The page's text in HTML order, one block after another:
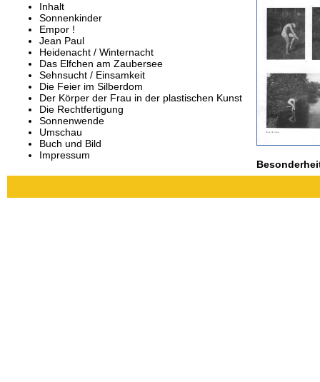
Inhalt
Sonnenkinder
Empor !
Jean Paul
Heidenacht / Winternacht
Das Elfchen am Zaubersee
Sehnsucht / Einsamkeit
Die Feier im Silberdom
Der Körper der Frau in der plastischen Kunst
Die Rechtfertigung
Sonnenwende
Umschau
Buch und Bild
Impressum